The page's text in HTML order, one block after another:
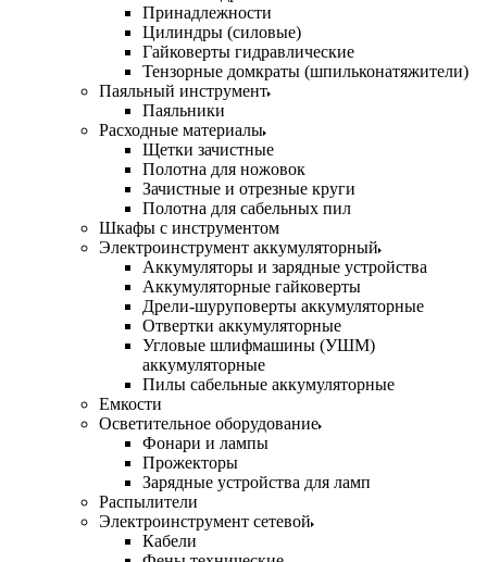
Принадлежности
Цилиндры (силовые)
Гайковерты гидравлические
Тензорные домкраты (шпильконатяжители)
Паяльный инструмент
Паяльники
Расходные материалы
Щетки зачистные
Полотна для ножовок
Зачистные и отрезные круги
Полотна для сабельных пил
Шкафы с инструментом
Электроинструмент аккумуляторный
Аккумуляторы и зарядные устройства
Аккумуляторные гайковерты
Дрели-шуруповерты аккумуляторные
Отвертки аккумуляторные
Угловые шлифмашины (УШМ)
аккумуляторные
Пилы сабельные аккумуляторные
Емкости
Осветительное оборудование
Фонари и лампы
Прожекторы
Зарядные устройства для ламп
Распылители
Электроинструмент сетевой
Кабели